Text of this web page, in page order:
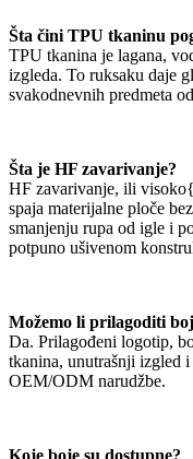
Šta čini TPU tkaninu
TPU tkanina je lagana,
izgleda. To ruksaku daje
svakodnevnih predmeta
Šta je HF zavarivanje?
HF zavarivanje, ili
spaja materijalne ploče
smanjenju rupa od igle i
potpuno ušivenom
Možemo li prilagoditi
Da. Prilagođeni logotip,
tkanina, unutrašnji izgled
OEM/ODM narudžbe.
Koje boje su dostupne?